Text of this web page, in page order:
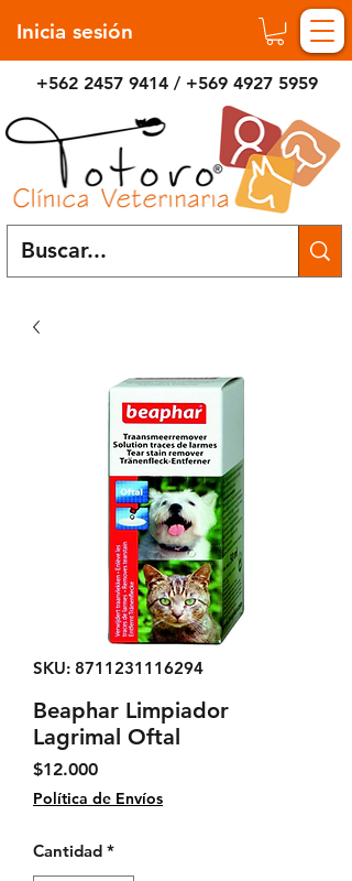
Inicia sesión
+562 2457 9414 / +569 4927 5959
SKU: 8711231116294
Beaphar Limpiador
Lagrimal Oftal
$12.000Precio
Política de Envíos
Cantidad *